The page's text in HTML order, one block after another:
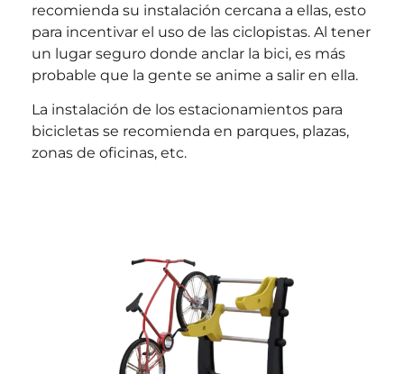
recomienda su instalación cercana a ellas, esto
para incentivar el uso de las ciclopistas. Al tener
un lugar seguro donde anclar la bici, es más
probable que la gente se anime a salir en ella.
La instalación de los estacionamientos para
bicicletas se recomienda en parques, plazas,
zonas de oficinas, etc.